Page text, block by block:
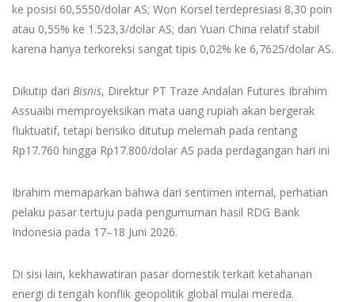
ke posisi 60,5550/dolar AS; Won Korsel terdepresiasi 8,30 poin
atau 0,55% ke 1.523,3/dolar AS; dan Yuan China relatif stabil
karena hanya terkoreksi sangat tipis 0,02% ke 6,7625/dolar AS.
Dikutip dari Bisnis, Direktur PT Traze Andalan Futures Ibrahim
Assuaibi memproyeksikan mata uang rupiah akan bergerak
fluktuatif, tetapi berisiko ditutup melemah pada rentang
Rp17.760 hingga Rp17.800/dolar AS pada perdagangan hari ini
Ibrahim memaparkan bahwa dari sentimen internal, perhatian
pelaku pasar tertuju pada pengumuman hasil RDG Bank
Indonesia pada 17–18 Juni 2026.
Di sisi lain, kekhawatiran pasar domestik terkait ketahanan
energi di tengah konflik geopolitik global mulai mereda.